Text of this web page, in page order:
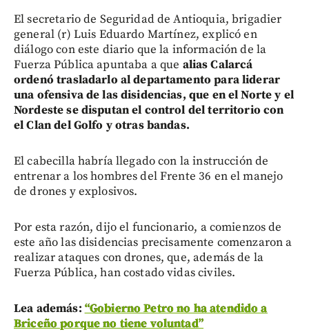
El secretario de Seguridad de Antioquia, brigadier
general (r) Luis Eduardo Martínez, explicó en
diálogo con este diario que la información de la
Fuerza Pública apuntaba a que alias Calarcá
ordenó trasladarlo al departamento para liderar
una ofensiva de las disidencias, que en el Norte y el
Nordeste se disputan el control del territorio con
el Clan del Golfo y otras bandas.
El cabecilla habría llegado con la instrucción de
entrenar a los hombres del Frente 36 en el manejo
de drones y explosivos.
Por esta razón, dijo el funcionario, a comienzos de
este año las disidencias precisamente comenzaron a
realizar ataques con drones, que, además de la
Fuerza Pública, han costado vidas civiles.
Lea además: “Gobierno Petro no ha atendido a
Briceño porque no tiene voluntad”